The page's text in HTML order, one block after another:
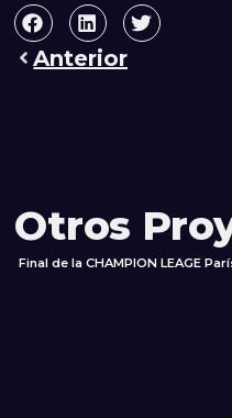
Anterior
Otros
Final de la CHAMPION LEAGE